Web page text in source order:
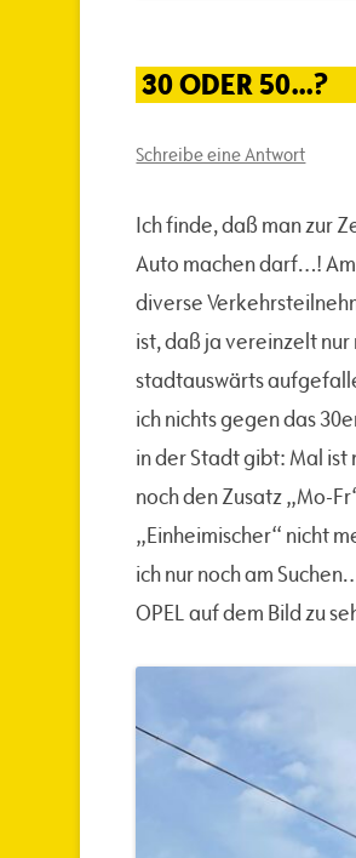
30 ODER 50…?
Schreibe eine Antwort
Ich finde, daß man zur
Auto machen darf…!
diverse
ist, daß ja vereinzelt
stadtauswärts
ich nichts gegen das
in der Stadt gibt: Mal ist
noch den Zusatz „Mo-
„Einheimischer“ nicht
ich nur noch am
OPEL auf dem Bild zu